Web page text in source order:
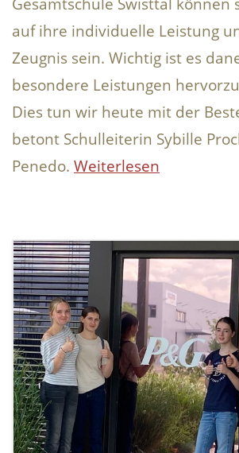
auf ihre individuelle Leistung
Zeugnis sein. Wichtig ist es
besondere Leistungen
Dies tun wir heute mit der
betont Schulleiterin Sybille
Penedo. Weiterlesen